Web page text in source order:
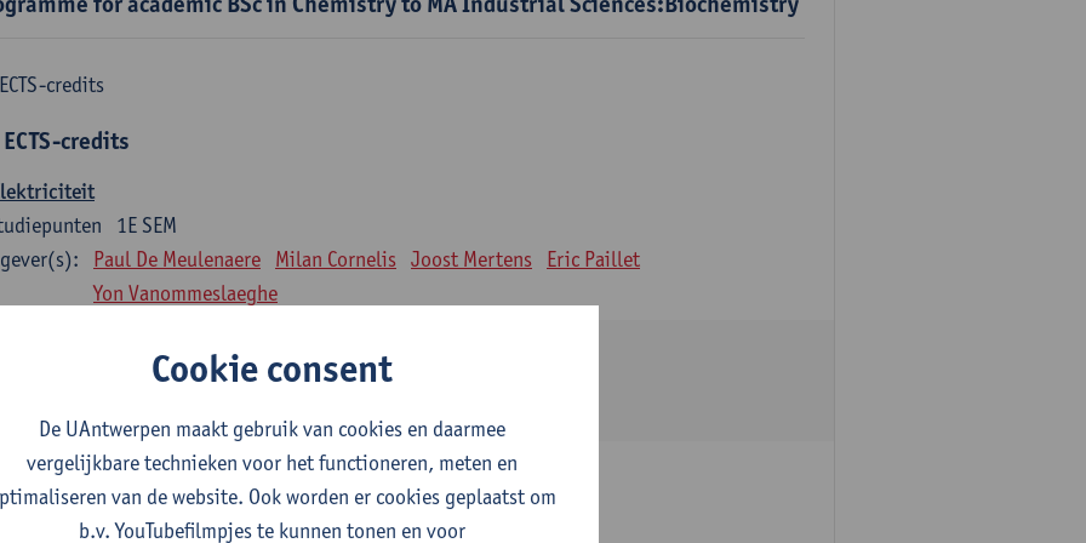
credits
credits
1E SEM
Paul De Meulenaere Milan Cornelis Joost Mertens
Eric Paillet
Yon Vanommeslaeghe
1E SEM
1E SEM
Jasmine Meysman Maarten Thys
Cookie consent
De UAntwerpen maakt gebruik van cookies en daarmee
vergelijkbare technieken voor het functioneren, meten en
van de website. Ook worden er cookies geplaatst om
b.v. YouTubefilmpjes te kunnen tonen en voor